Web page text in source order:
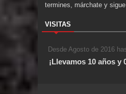
termines, márchate y sigue
VISITAS
Desde Agosto de 2016
¡Llevamos 10 años y